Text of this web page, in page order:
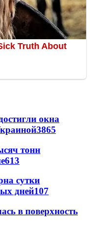
окна
3865
тонн
613
сутки
дней107
в поверхность